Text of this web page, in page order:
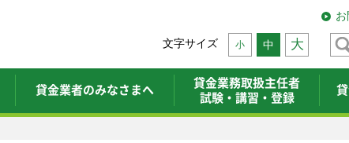
文字サイズ 小 中 大
貸金業者のみなさまへ
貸金業務取扱主任者
試験・講習・登録